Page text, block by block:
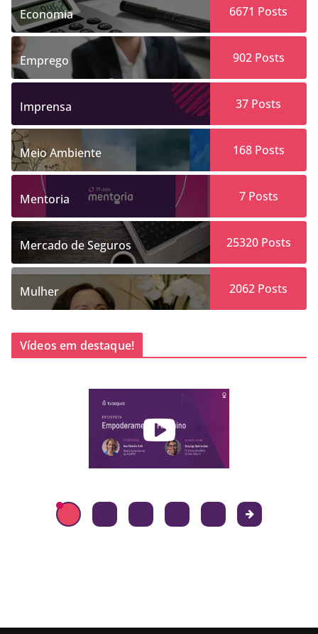
Economia 6671 Posts
Emprego 902Posts
Imprensa 37 Posts
Meio Ambiente 168Posts
Mentoria 7Posts
Mercado de Seguros 25320Posts
Mulher 2062 Posts
Vídeos em destaque!